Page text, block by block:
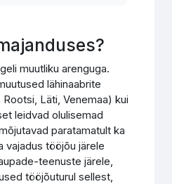
muutliku arenguga.
lähinaabrite
Läti, Venemaa) kui
leidvad olulisemad
paratamatult ka
vajadus tööjõu järele
teenuste järele,
tööjõuturul sellest,